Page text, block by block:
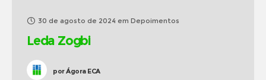
30 de agosto de 2024 em Depoimentos
Leda Zogbi
porÁgora ECA